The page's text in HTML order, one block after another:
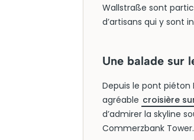
Wallstraße sont
d’artisans qui y sont
Une balade sur
Depuis le pont piéton
agréable croisière
d’admirer la skyline
Commerzbank Tower.